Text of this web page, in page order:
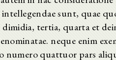
sunt, quae
tertia, quarta et
neque enim
numero quattuor pars